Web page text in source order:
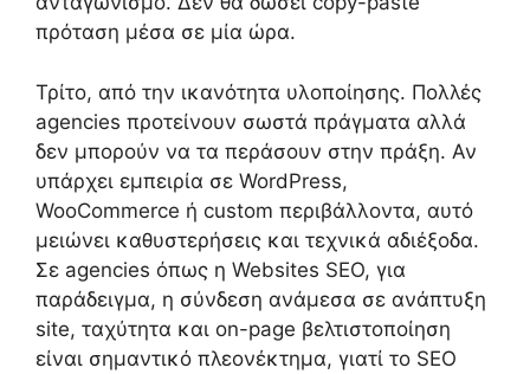
πρόταση μέσα σε μία ώρα.
Τρίτο, από την ικανότητα υλοποίησης. Πολλές
agencies προτείνουν σωστά πράγματα αλλά
δεν μπορούν να τα περάσουν στην πράξη. Αν
υπάρχει εμπειρία σε WordPress,
WooCommerce ή custom περιβάλλοντα, αυτό
μειώνει καθυστερήσεις και τεχνικά αδιέξοδα.
Σε agencies όπως η Websites SEO, για
παράδειγμα, η σύνδεση ανάμεσα σε ανάπτυξη
site, ταχύτητα και on-page βελτιστοποίηση
είναι σημαντικό πλεονέκτημα, γιατί το SEO